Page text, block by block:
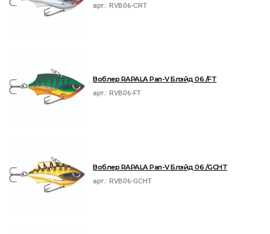
арт.: RVB06-CRT
Воблер RAPALA Рап-V Блэйд 06 /FT
арт.: RVB06-FT
Воблер RAPALA Рап-V Блэйд 06 /GCHT
арт.: RVB06-GCHT